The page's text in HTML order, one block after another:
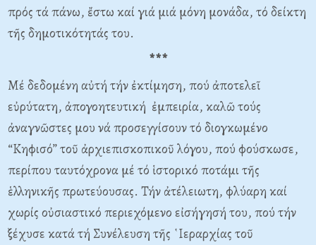
πρός τά πάνω, ἔστω καί γιά μιά μόνη μονάδα, τό δείκτη
τῆς δημοτικότητάς του.
***
Μέ δεδομένη αὐτή τήν ἐκτίμηση, πού ἀποτελεῖ
εὐρύτατη, ἀπογοητευτική ἐμπειρία, καλῶ τούς
ἀναγνῶστες μου νά προσεγγίσουν τό διογκωμένο
“Κηφισό” τοῦ ἀρχιεπισκοπικοῦ λόγου, πού φούσκωσε,
περίπου ταυτόχρονα μέ τό ἱστορικό ποτάμι τῆς
ἑλληνικῆς πρωτεύουσας. Τήν ἀτέλειωτη, φλύαρη καί
χωρίς οὐσιαστικό περιεχόμενο εἰσήγησή του, πού τήν
ξέχυσε κατά τή Συνέλευση τῆς ῾Ιεραρχίας τοῦ